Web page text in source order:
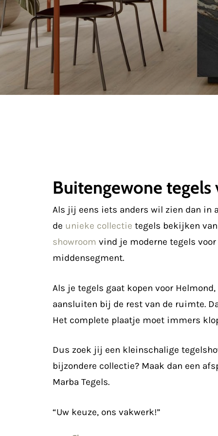
Buitengewone
Als jij eens iets anders wil zien dan in
de unieke collectie tegels bekijken van
showroom vind je moderne tegels
middensegment.
Als je tegels gaat kopen voor
aansluiten bij de rest van de ruimte.
Het complete plaatje moet immers
Dus zoek jij een kleinschalige
bijzondere collectie? Maak dan een
Marba Tegels.
“Uw keuze, ons vakwerk!”